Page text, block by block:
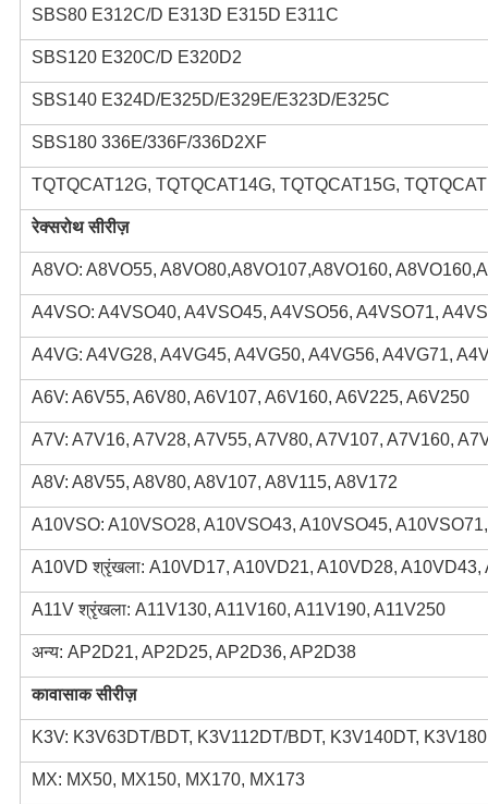
SBS80 E312C/D E313D E315D E311C
SBS120 E320C/D E320D2
SBS140 E324D/E325D/E329E/E323D/E325C
SBS180 336E/336F/336D2XF
TQTQCAT12G, TQTQCAT14G, TQTQCAT15G,
रेक्सरोथ सीरीज़
A8VO: A8VO55, A8VO80,A8VO107,A8VO160,
A4VSO: A4VSO40, A4VSO45, A4VSO56, A4VSO71,
A4VG: A4VG28, A4VG45, A4VG50, A4VG56, A4VG71,
A6V: A6V55, A6V80, A6V107, A6V160, A6V225, A6V250
A7V: A7V16, A7V28, A7V55, A7V80, A7V107, A7V160,
A8V: A8V55, A8V80, A8V107, A8V115, A8V172
A10VSO: A10VSO28, A10VSO43, A10VSO45,
A10VD श्रृंखला: A10VD17, A10VD21, A10VD28, A10VD43,
A11V श्रृंखला: A11V130, A11V160, A11V190, A11V250
अन्य: AP2D21, AP2D25, AP2D36, AP2D38
कावासाक सीरीज़
K3V: K3V63DT/BDT, K3V112DT/BDT, K3V140DT,
MX: MX50, MX150, MX170, MX173